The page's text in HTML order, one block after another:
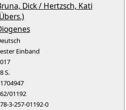
Dick / Hertzsch, Kati
Einband
S.
01192
3-257-01192-0